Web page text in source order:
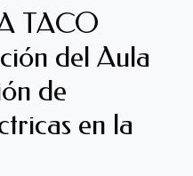
TACO
del Aula
de
en la